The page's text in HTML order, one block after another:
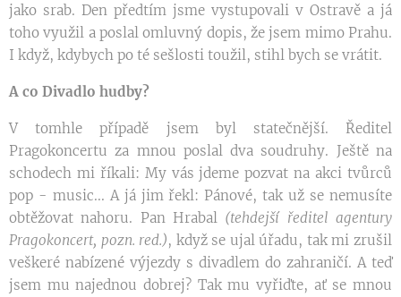
jako srab. Den předtím jsme vystupovali v Ostravě a já
toho využil a poslal omluvný dopis, že jsem mimo Prahu.
I když, kdybych po té sešlosti toužil, stihl bych se vrátit.
A co Divadlo hudby?
V tomhle případě jsem byl statečnější. Ředitel
Pragokoncertu za mnou poslal dva soudruhy. Ještě na
schodech mi říkali: My vás jdeme pozvat na akci tvůrců
pop - music... A já jim řekl: Pánové, tak už se nemusíte
obtěžovat nahoru. Pan Hrabal (tehdejší ředitel agentury
Pragokoncert, pozn. red.), když se ujal úřadu, tak mi zrušil
veškeré nabízené výjezdy s divadlem do zahraničí. A teď
jsem mu najednou dobrej? Tak mu vyřiďte, ať se mnou